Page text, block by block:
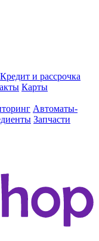
Кредит и рассрочка
Карты
Автоматы-
Запчасти